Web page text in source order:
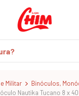
Militar
Binóculos,
Nautika Tucano 8 x 40